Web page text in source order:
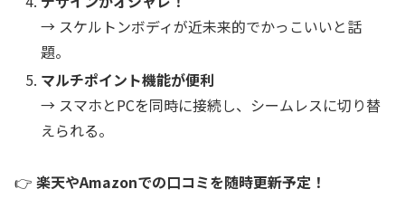
→ スケルトンボディが近未来的でかっこいいと話
題。
マルチポイント機能が便利
→ スマホとPCを同時に接続し、シームレスに切り替
えられる。
👉 楽天やAmazonでの口コミを随時更新予定！